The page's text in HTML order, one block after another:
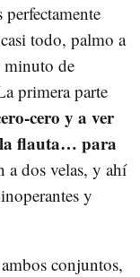
todo, palmo a
minuto de
primera parte
cero y a ver
la flauta… para
dos velas, y ahí
y
conjuntos,